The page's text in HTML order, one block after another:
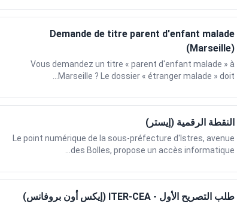
Demande de titre parent d'enfant malade
(Marseille)
Vous demandez un titre « parent d'enfant malade » à
Marseille ? Le dossier « étranger malade » doit...
النقطة الرقمية (إيستر)
Le point numérique de la sous-préfecture d'Istres, avenue
des Bolles, propose un accès informatique...
طلب التصريح الأول - ITER-CEA (إيكس أون بروفانس)